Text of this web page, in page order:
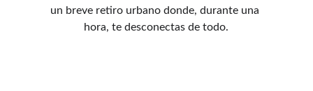
un breve retiro urbano donde, durante una
hora, te desconectas de todo.